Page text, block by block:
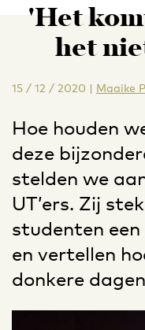
'Het
het
15 / 12 / 2020 | Maaike
Hoe houden
deze
stelden we
UT’ers. Zij
studenten
en vertellen
donkere